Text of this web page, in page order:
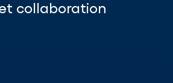
collaboration